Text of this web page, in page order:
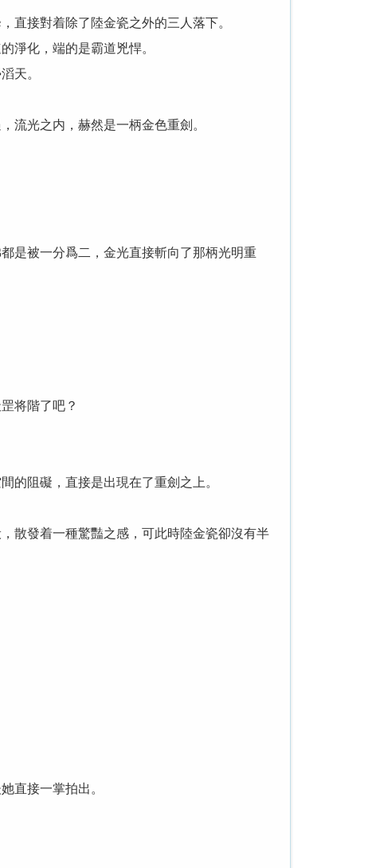
接對着除了陸金瓷之外的三人落下。
化，端的是霸道兇悍。
天。
光之内，赫然是一柄金色重劍。
是被一分爲二，金光直接斬向了那柄光明重
将階了吧？
阻礙，直接是出現在了重劍之上。
散發着一種驚豔之感，可此時陸金瓷卻沒有半
直接一掌拍出。